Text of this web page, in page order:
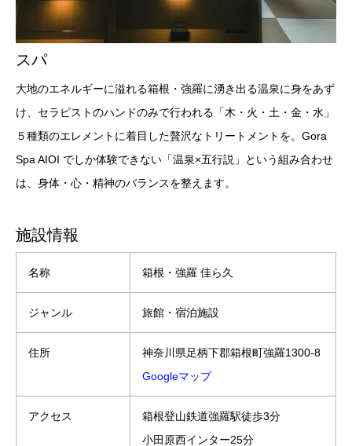
スパ
大地のエネルギーに溢れる箱根・強羅に湧き出る温泉に身をあず
け、セラピストのハンドのみで行われる「木・火・土・金・水」
５種類のエレメントに着目した贅沢なトリートメントを。Gora
Spa AIOI でしか体験できない「温泉×五行説」という組み合わせ
は、身体・心・精神のバランスを整えます。
施設情報
名称 箱根・強羅 佳ら久
ジャンル 旅館・宿泊施設
住所
神奈川県足柄下郡箱根町強羅1300-8
Googleマップ
アクセス
箱根登山鉄道強羅駅徒歩3分
小田原西インター25分